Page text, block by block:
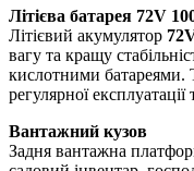
Літієва батарея 72V
Літієвий акумулятор
вагу та кращу
кислотними батареями.
регулярної
Вантажний кузов
Задня вантажна